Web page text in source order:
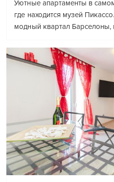
Уютные апартаменты в
где находится музей
модный квартал Барселоны,